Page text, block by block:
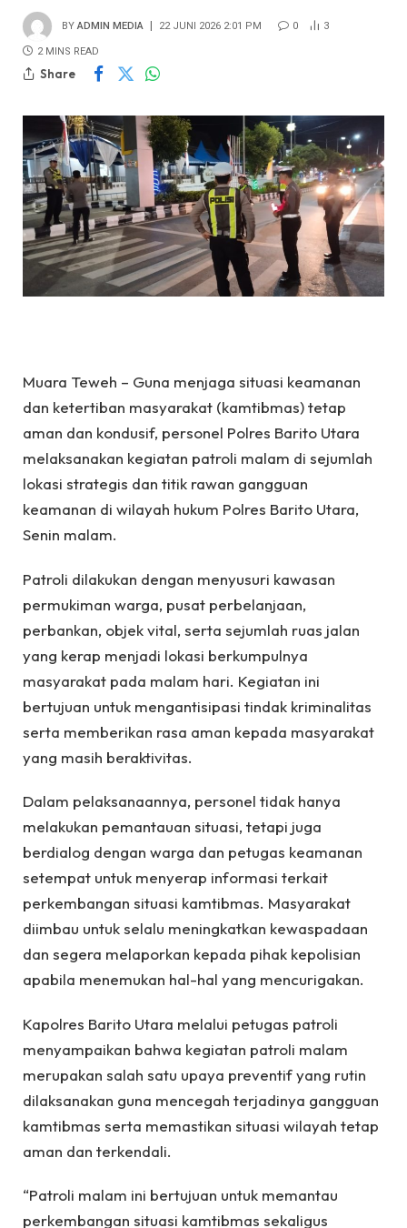
BY ADMIN MEDIA 22 JUNI 2026 2:01 PM 0 3
2 MINS READ
Share
Muara Teweh – Guna menjaga situasi keamanan
dan ketertiban masyarakat (kamtibmas) tetap
aman dan kondusif, personel Polres Barito Utara
melaksanakan kegiatan patroli malam di sejumlah
lokasi strategis dan titik rawan gangguan
keamanan di wilayah hukum Polres Barito Utara,
Senin malam.
Patroli dilakukan dengan menyusuri kawasan
permukiman warga, pusat perbelanjaan,
perbankan, objek vital, serta sejumlah ruas jalan
yang kerap menjadi lokasi berkumpulnya
masyarakat pada malam hari. Kegiatan ini
bertujuan untuk mengantisipasi tindak kriminalitas
serta memberikan rasa aman kepada masyarakat
yang masih beraktivitas.
Dalam pelaksanaannya, personel tidak hanya
melakukan pemantauan situasi, tetapi juga
berdialog dengan warga dan petugas keamanan
setempat untuk menyerap informasi terkait
perkembangan situasi kamtibmas. Masyarakat
diimbau untuk selalu meningkatkan kewaspadaan
dan segera melaporkan kepada pihak kepolisian
apabila menemukan hal-hal yang mencurigakan.
Kapolres Barito Utara melalui petugas patroli
menyampaikan bahwa kegiatan patroli malam
merupakan salah satu upaya preventif yang rutin
dilaksanakan guna mencegah terjadinya gangguan
kamtibmas serta memastikan situasi wilayah tetap
aman dan terkendali.
“Patroli malam ini bertujuan untuk memantau
perkembangan situasi kamtibmas sekaligus